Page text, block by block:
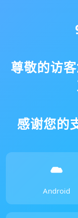
尊敬的访
感谢您的
Android